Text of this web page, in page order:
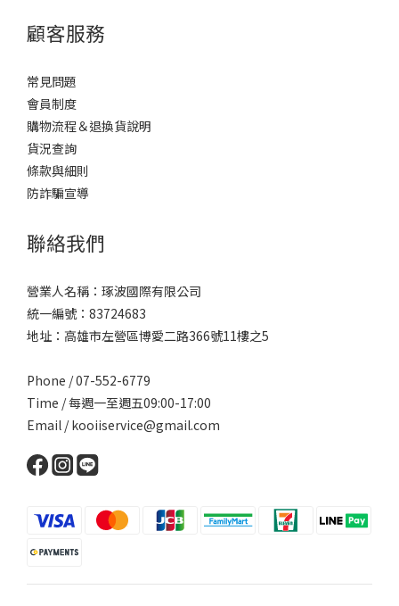
顧客服務
常見問題
會員制度
購物流程＆退換貨說明
貨況查詢
條款與細則
防詐騙宣導
聯絡我們
營業人名稱：琢波國際有限公司
統一編號：83724683
地址：高雄市左營區博愛二路366號11樓之5
Phone / 07-552-6779
Time / 每週一至週五09:00-17:00
Email /kooiiservice@gmail.com